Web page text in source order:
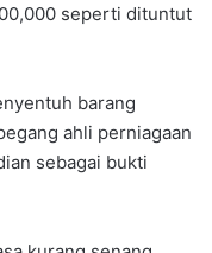
seperti dituntut
barang
ahli perniagaan
sebagai bukti